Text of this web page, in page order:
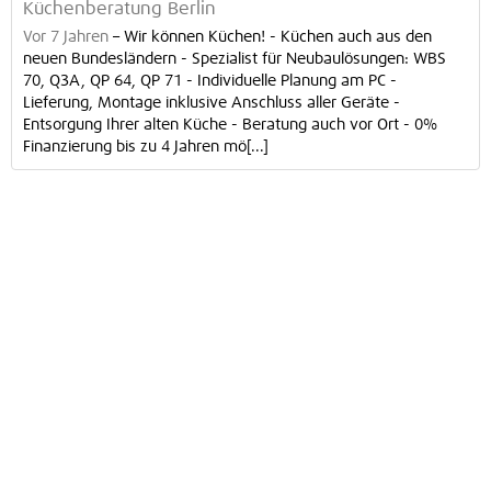
Küchenberatung Berlin
Vor 7 Jahren – Wir können Küchen! - Küchen auch aus den
neuen Bundesländern - Spezialist für Neubaulösungen: WBS
70, Q3A, QP 64, QP 71 - Individuelle Planung am PC -
Lieferung, Montage inklusive Anschluss aller Geräte -
Entsorgung Ihrer alten Küche - Beratung auch vor Ort - 0%
Finanzierung bis zu 4 Jahren mö[...]